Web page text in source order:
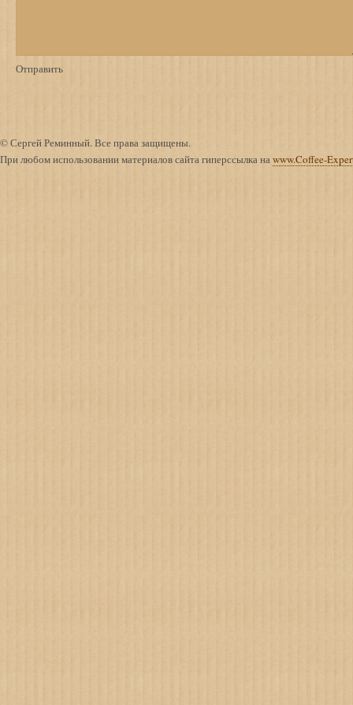
© Сергей Реминный. Все права защищены.
При любом использовании материалов сайта гиперссылка наwww.Coffee-